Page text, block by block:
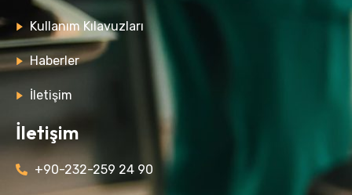
Kullanım Kılavuzları
Haberler
İletişim
İletişim
+90-232-259 24 90